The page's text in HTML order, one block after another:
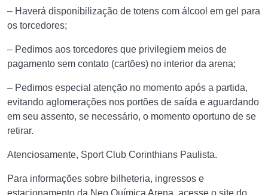
– Haverá disponibilização de totens com álcool em gel para
os torcedores;
– Pedimos aos torcedores que privilegiem meios de
pagamento sem contato (cartões) no interior da arena;
– Pedimos especial atenção no momento após a partida,
evitando aglomerações nos portões de saída e aguardando
em seu assento, se necessário, o momento oportuno de se
retirar.
Atenciosamente, Sport Club Corinthians Paulista.
Para informações sobre bilheteria, ingressos e
estacionamento da Neo Química Arena, acesse o site do